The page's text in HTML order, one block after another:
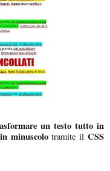
un testo tutto in
minuscolotramite il CSS